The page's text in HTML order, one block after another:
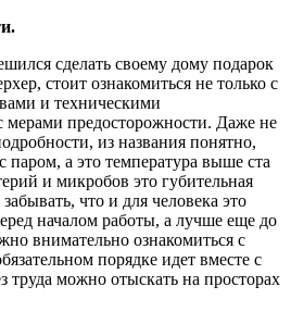
сделать своему дому подарок
стоит ознакомиться не только с
и техническими
мерами предосторожности. Даже не
из названия понятно,
паром, а это температура выше ста
и микробов это губительная
что и для человека это
началом работы, а лучше еще до
внимательно ознакомиться с
порядке идет вместе с
труда можно отыскать на просторах